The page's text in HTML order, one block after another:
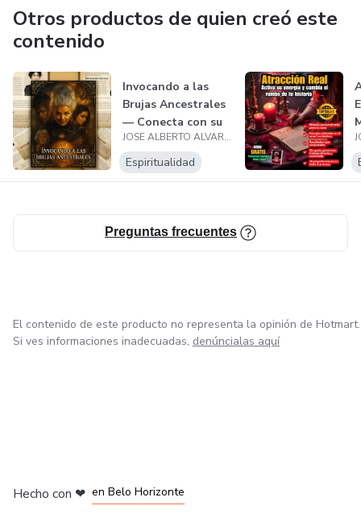
Otros productos de quien creó este
contenido
Invocando a las
Brujas Ancestrales
— Conecta con su
Poder y...
JOSE ALBERTO ALVAREZ GAMEZ
Espiritualidad
Preguntas frecuentes
El contenido de este producto no representa la opinión de Hotmart.
Si ves informaciones inadecuadas, denúncialas aquí
Hecho con ❤ en Belo Horizonte